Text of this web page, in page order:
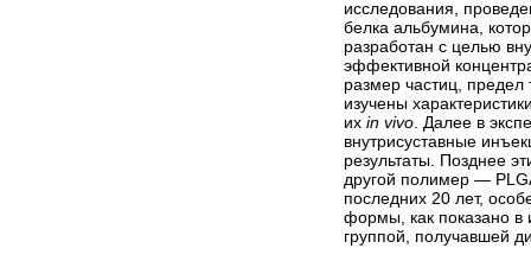
исследования,
белка альбумина,
разработан с целью
эффективной
размер частиц, предел
изучены
их in vivo . Далее в
внутрисуставные
результаты. Позднее
другой полимер —
последних 20 лет,
формы, как показано в
группой, получавшей